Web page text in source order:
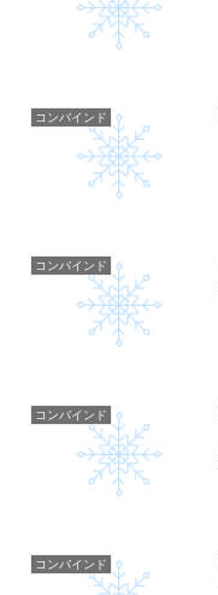
コンバインド
コンバインド
コンバインド
コンバインド